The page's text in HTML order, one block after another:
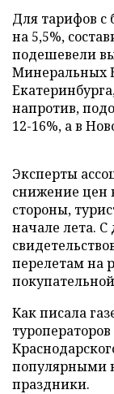
Для тарифов с
на 5,5%,
подешевели
Минеральных
напротив,
12-16%, а в
Эксперты
снижение цен
стороны,
начале лета. С
перелетам на
Как писала
популярными
праздники.